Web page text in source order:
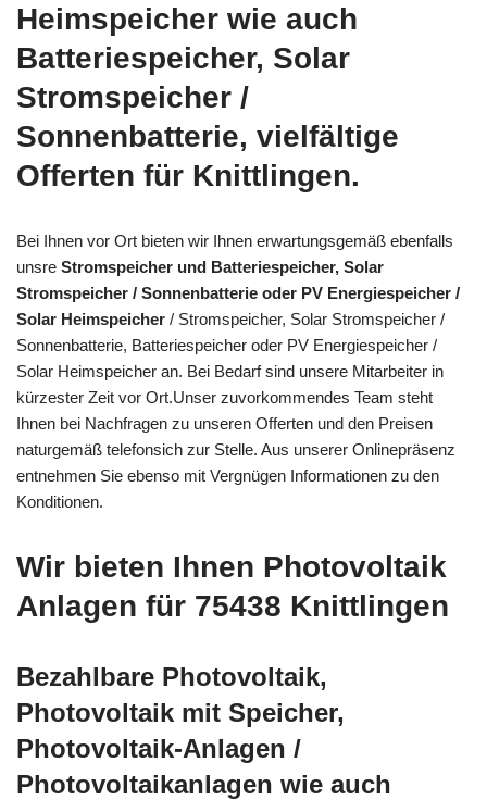
Heimspeicher wie auch
Batteriespeicher, Solar
Stromspeicher /
Sonnenbatterie, vielfältige
Offerten für Knittlingen.
Bei Ihnen vor Ort bieten wir Ihnen erwartungsgemäß ebenfalls
unsre Stromspeicher und Batteriespeicher, Solar
Stromspeicher / Sonnenbatterie oder PV Energiespeicher /
Solar Heimspeicher / Stromspeicher, Solar Stromspeicher /
Sonnenbatterie, Batteriespeicher oder PV Energiespeicher /
Solar Heimspeicher an. Bei Bedarf sind unsere Mitarbeiter in
kürzester Zeit vor Ort.Unser zuvorkommendes Team steht
Ihnen bei Nachfragen zu unseren Offerten und den Preisen
naturgemäß telefonsich zur Stelle. Aus unserer Onlinepräsenz
entnehmen Sie ebenso mit Vergnügen Informationen zu den
Konditionen.
Wir bieten Ihnen Photovoltaik
Anlagen für 75438 Knittlingen
Bezahlbare Photovoltaik,
Photovoltaik mit Speicher,
Photovoltaik-Anlagen /
Photovoltaikanlagen wie auch